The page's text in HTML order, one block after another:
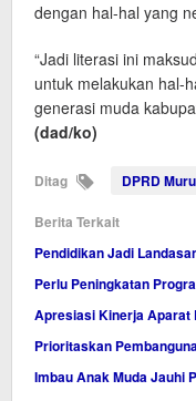
dengan hal-hal yang
“Jadi literasi ini
untuk melakukan hal-
generasi muda
(dad/ko)
Ditag DPRD
Berita Terkait
Pendidikan Jadi
Perlu Peningkatan
Apresiasi Kinerja Aparat
Prioritaskan
Imbau Anak Muda Jauhi